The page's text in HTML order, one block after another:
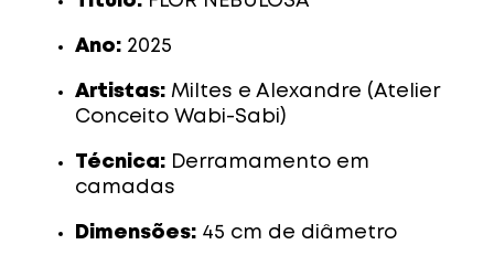
Ano: 2025
Artistas: Miltes e Alexandre (Atelier
Conceito Wabi-Sabi)
Técnica: Derramamento em
camadas
Dimensões: 45 cm de diâmetro